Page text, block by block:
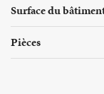
Surface du
Pièces